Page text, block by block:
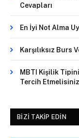
Cevapları
En İyi Not Alma
Karşılıksız Burs
MBTI Kişilik
Tercih
BIZI TAKIP EDIN